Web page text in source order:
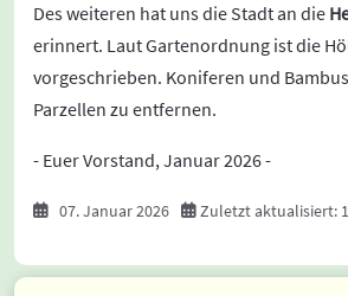
Des weiteren hat uns die Stadt an die
erinnert. Laut Gartenordnung ist die
vorgeschrieben. Koniferen und
Parzellen zu entfernen.
- Euer Vorstand, Januar 2026 -
07. Januar 2026 Zuletzt aktualisiert: